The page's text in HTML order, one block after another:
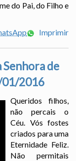
do Pai, do Filho e
Imprimir
Senhora de
01/2016
Queridos filhos,
não percais o
Céu. Vós fostes
criados para uma
Eternidade Feliz.
Não permitais